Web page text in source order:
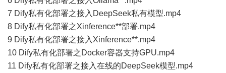
7 Dify私有化部署之接入DeepSeek私有模型.mp4
8 Dify私有化部署之Xinference**部署.mp4
9 Dify私有化部署之接入Xinference**.mp4
10 Dify私有化部署之Docker容器支持GPU.mp4
11 Dify私有化部署之接入在线的DeepSeek模型.mp4